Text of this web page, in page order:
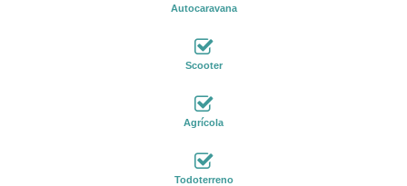
Autocaravana
Scooter
Agrícola
Todoterreno